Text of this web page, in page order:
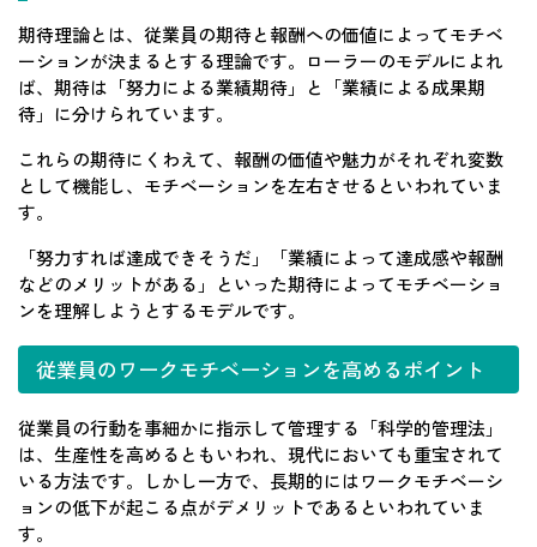
期待理論とは、従業員の期待と報酬への価値によってモチベ
ーションが決まるとする理論です。ローラーのモデルによれ
ば、期待は「努力による業績期待」と「業績による成果期
待」に分けられています。
これらの期待にくわえて、報酬の価値や魅力がそれぞれ変数
として機能し、モチベーションを左右させるといわれていま
す。
「努力すれば達成できそうだ」「業績によって達成感や報酬
などのメリットがある」といった期待によってモチベーショ
ンを理解しようとするモデルです。
従業員のワークモチベーションを高めるポイント
従業員の行動を事細かに指示して管理する「科学的管理法」
は、生産性を高めるともいわれ、現代においても重宝されて
いる方法です。しかし一方で、長期的にはワークモチベーシ
ョンの低下が起こる点がデメリットであるといわれていま
す。